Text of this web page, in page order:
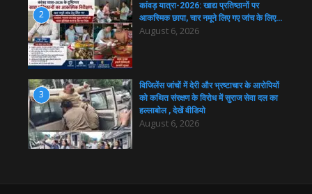
2
कांवड़ यात्रा-2026: खाद्य प्रतिष्ठानों पर
आकस्मिक छापा, चार नमूने लिए गए जांच के लिए…
August 6, 2026
3
विजिलेंस जांचों में देरी और भ्रष्टाचार के आरोपियों
को कथित संरक्षण के विरोध में सुराज सेवा दल का
हल्लाबोल , देखें वीडियो
August 6, 2026